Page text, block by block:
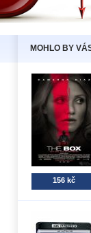
MOHLO BY
156 kč